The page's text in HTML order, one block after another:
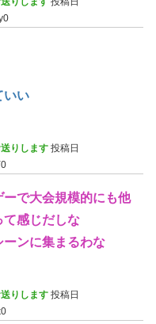
いい
りします 投稿日
で大会規模的にも他
て感じだしな
ーンに集まるわな
りします 投稿日